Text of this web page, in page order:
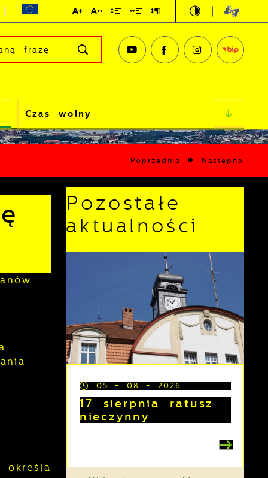
Czas wolny
Poprzednia Następna
określa
Pozostałe
aktualności
05 - 08 - 2026
17 sierpnia ratusz
nieczynny